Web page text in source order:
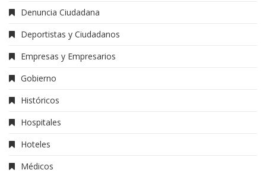
Denuncia Ciudadana
Deportistas y Ciudadanos
Empresas y Empresarios
Gobierno
Históricos
Hospitales
Hoteles
Médicos